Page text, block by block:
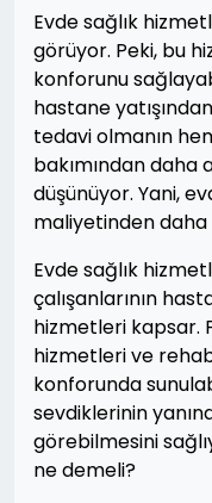
Evde sağlık
görüyor. Peki, bu
konforunu
hastane
tedavi olmanın
bakımından daha
düşünüyor. Yani,
maliyetinden daha
Evde sağlık
çalışanlarının
hizmetleri kapsar.
hizmetleri ve
konforunda
sevdiklerinin
görebilmesini
ne demeli?